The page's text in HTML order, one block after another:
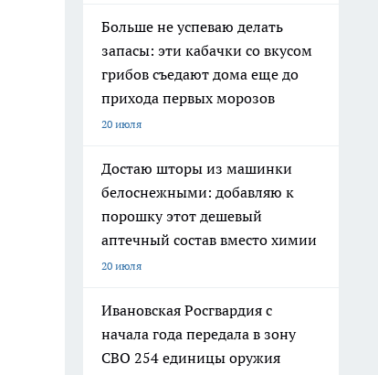
Больше не успеваю делать
запасы: эти кабачки со вкусом
грибов съедают дома еще до
прихода первых морозов
20 июля
Достаю шторы из машинки
белоснежными: добавляю к
порошку этот дешевый
аптечный состав вместо химии
20 июля
Ивановская Росгвардия с
начала года передала в зону
СВО 254 единицы оружия